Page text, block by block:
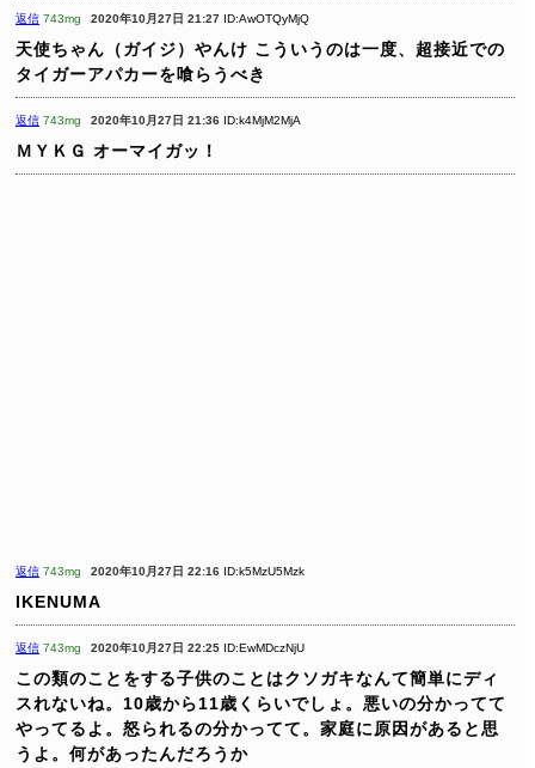
返信 743mg 2020年10月27日 21:27 ID:AwOTQyMjQ
天使ちゃん（ガイジ）やんけ こういうのは一度、超接近での
タイガーアパカーを喰らうべき
返信 743mg 2020年10月27日 21:36 ID:k4MjM2MjA
ＭＹＫＧ オーマイガッ！
返信 743mg 2020年10月27日 22:16 ID:k5MzU5Mzk
IKENUMA
返信 743mg 2020年10月27日 22:25 ID:EwMDczNjU
この類のことをする子供のことはクソガキなんて簡単にディ
スれないね。10歳から11歳くらいでしょ。悪いの分かってて
やってるよ。怒られるの分かってて。家庭に原因があると思
うよ。何があったんだろうか